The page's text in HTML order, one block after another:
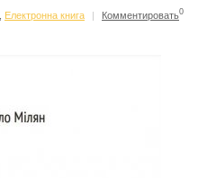
Електронна книга | Комментировать0